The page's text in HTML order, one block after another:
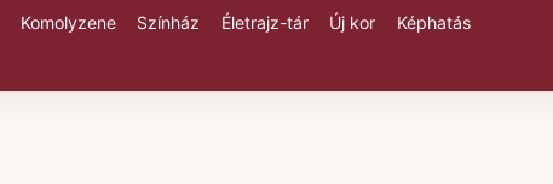
Komolyzene Színház Életrajz-tár Új kor Képhatás